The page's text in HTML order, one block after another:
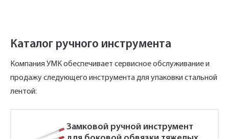
Каталог ручного инструмента
Компания УМК обеспечивает сервисное обслуживание и
продажу следующего инструмента для упаковки стальной
лентой:
Замковой ручной инструмент
Телефон
Ваша заявка будет обработана
ссылке подтверждения в течении 3
Отправить
Телефон*
Отправить